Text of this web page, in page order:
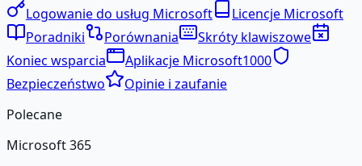
Logowanie do usług Microsoft
Licencje Microsoft
Poradniki
Porównania
Skróty klawiszowe
Koniec wsparcia
Aplikacje Microsoft1000
Bezpieczeństwo
Opinie i zaufanie
Polecane
Microsoft 365